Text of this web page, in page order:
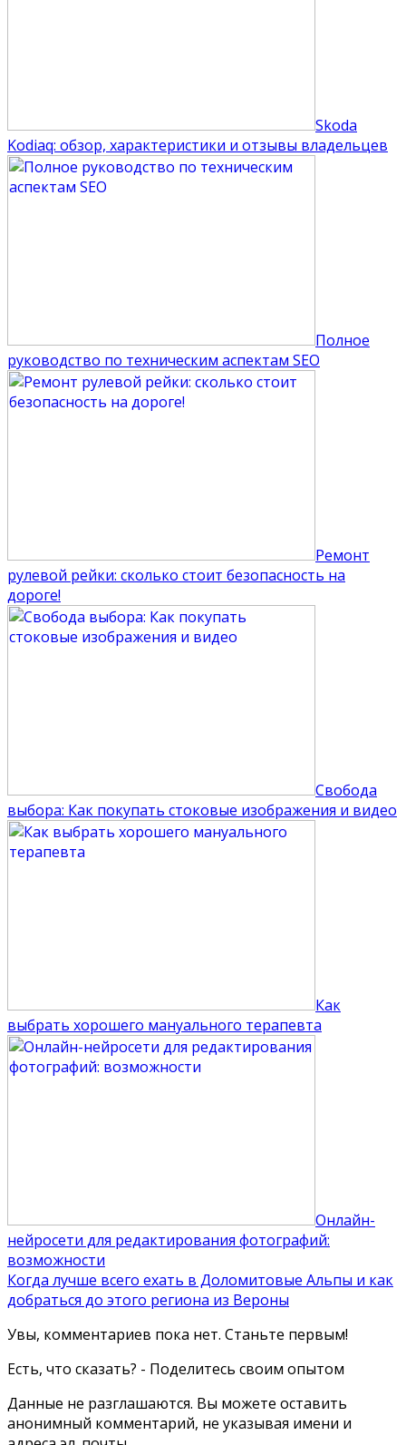
Skoda
Kodiaq: обзор, характеристики и отзывы владельцев
Полное
руководство по техническим аспектам SEO
Ремонт
рулевой рейки: сколько стоит безопасность на
дороге!
Свобода
выбора: Как покупать стоковые изображения и видео
Как
выбрать хорошего мануального терапевта
Онлайн-
нейросети для редактирования фотографий:
возможности
Когда лучше всего ехать в Доломитовые Альпы и как
добраться до этого региона из Вероны
Увы, комментариев пока нет. Станьте первым!
Есть, что сказать? - Поделитесь своим опытом
Данные не разглашаются. Вы можете оставить
анонимный комментарий, не указывая имени и